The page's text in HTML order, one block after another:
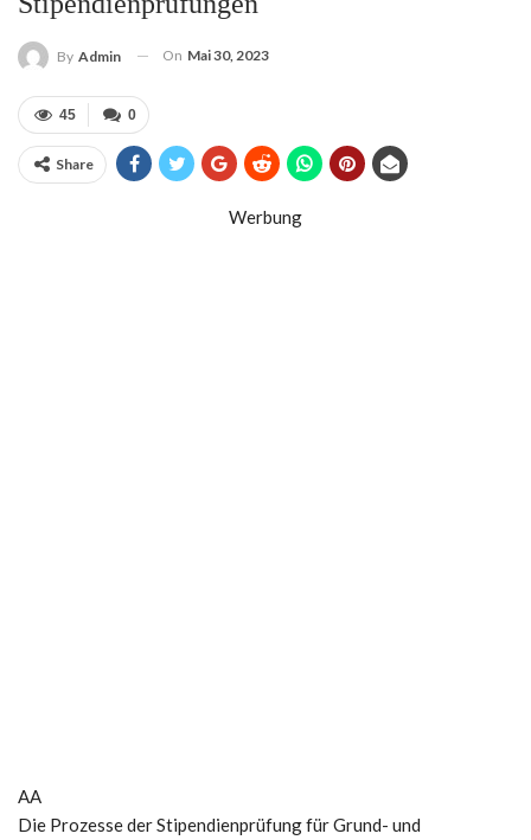
By Admin On Mai 30, 2023
0
45
Share
Werbung
AA
Die Prozesse der Stipendienprüfung für Grund- und